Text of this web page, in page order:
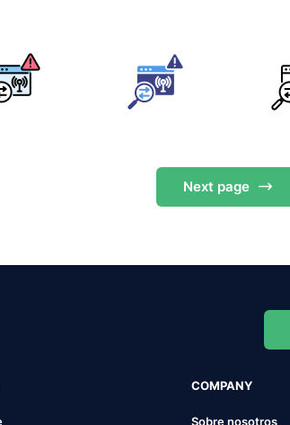
Next page
COMPANY
Sobre nosotros